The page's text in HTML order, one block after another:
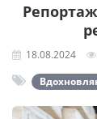
18.08.2024